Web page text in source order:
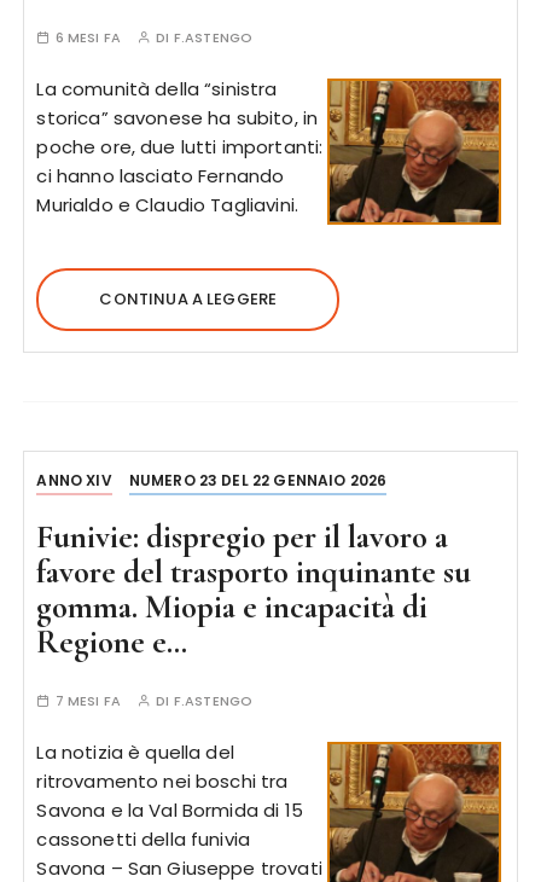
6 MESI FA DI F.ASTENGO
La comunità della “sinistra
storica” savonese ha subito, in
poche ore, due lutti importanti:
ci hanno lasciato Fernando
Murialdo e Claudio Tagliavini.
CONTINUA A LEGGERE
ANNO XIV NUMERO 23 DEL 22 GENNAIO 2026
Funivie: dispregio per il lavoro a
favore del trasporto inquinante su
gomma. Miopia e incapacità di
Regione e…
7 MESI FA DI F.ASTENGO
La notizia è quella del
ritrovamento nei boschi tra
Savona e la Val Bormida di 15
cassonetti della funivia
Savona – San Giuseppe trovati